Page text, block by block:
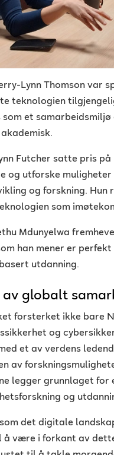
Lynn Thomson var
teknologien
som et
Futcher satte pris
og utforske
og forskning. Hun
som
Mdunyelwa
han mener er
utdanning.
av globalt
forsterket ikke bare
og
et av verdens
av
legger grunnlaget for
og
det digitale
være i forkant av